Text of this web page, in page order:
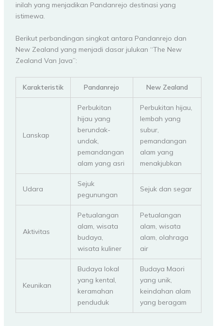
inilah yang menjadikan Pandanrejo destinasi yang
istimewa.
Berikut perbandingan singkat antara Pandanrejo dan
New Zealand yang menjadi dasar julukan “The New
Zealand Van Java”:
Karakteristik Pandanrejo New Zealand
Lanskap
Perbukitan
hijau yang
berundak-
undak,
pemandangan
alam yang asri
Perbukitan hijau,
lembah yang
subur,
pemandangan
alam yang
menakjubkan
Udara
Sejuk
pegunungan
Sejuk dan segar
Aktivitas
Petualangan
alam, wisata
budaya,
wisata kuliner
Petualangan
alam, wisata
alam, olahraga
air
Keunikan
Budaya lokal
yang kental,
keramahan
penduduk
Budaya Maori
yang unik,
keindahan alam
yang beragam